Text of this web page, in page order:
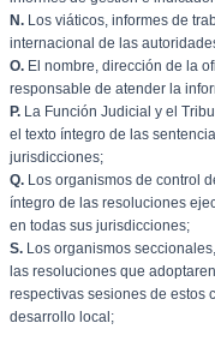
N. Los viáticos, informes de
internacional de las
O. El nombre, dirección de la
responsable de atender la
P. La Función Judicial y el
el texto íntegro de las
jurisdicciones;
Q. Los organismos de control
íntegro de las resoluciones
en todas sus jurisdicciones;
S. Los organismos
las resoluciones que
respectivas sesiones de estos
desarrollo local;